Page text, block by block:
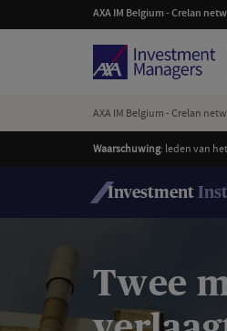
AXA IM Belgium - Crelan
AXA IM Belgium - Crelan
Waarschuwing: leden van
Investment
Twee